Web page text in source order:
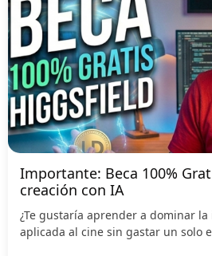
Importante: Beca 100%
creación con IA
¿Te gustaría aprender a dominar
aplicada al cine sin gastar un solo